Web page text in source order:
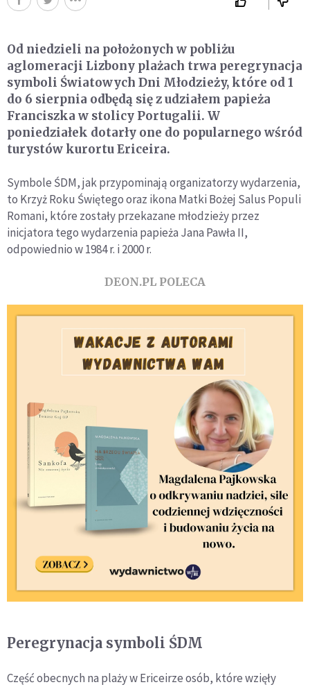
Od niedzieli na położonych w pobliżu
aglomeracji Lizbony plażach trwa peregrynacja
symboli Światowych Dni Młodzieży, które od 1
do 6 sierpnia odbędą się z udziałem papieża
Franciszka w stolicy Portugalii. W
poniedziałek dotarły one do popularnego wśród
turystów kurortu Ericeira.
Symbole ŚDM, jak przypominają organizatorzy wydarzenia,
to Krzyż Roku Świętego oraz ikona Matki Bożej Salus Populi
Romani, które zostały przekazane młodzieży przez
inicjatora tego wydarzenia papieża Jana Pawła II,
odpowiednio w 1984 r. i 2000 r.
DEON.PL POLECA
Peregrynacja symboli ŚDM
Część obecnych na plaży w Ericeirze osób, które wzięły